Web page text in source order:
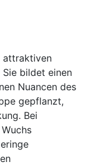
attraktiven
bildet einen
Nuancen des
gepflanzt,
Bei